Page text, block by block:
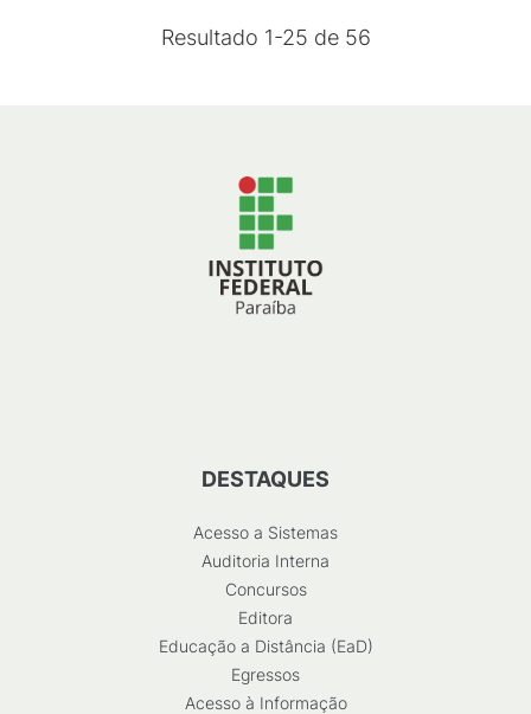
Resultado 1-25 de 56
DESTAQUES
Acesso a Sistemas
Auditoria Interna
Concursos
Editora
Educação a Distância (EaD)
Egressos
Acesso à Informação